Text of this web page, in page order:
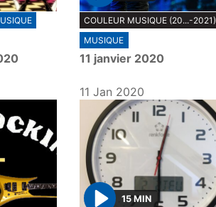
P
l
a
y
COULEUR MUSIQUE (20...-2021)
MUSIQUE
11 janvier 2020
11 Jan 2020
15 MIN